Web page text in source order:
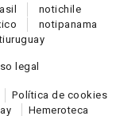
notichile
notipanama
uruguay
legal
Política de cookies
Hemeroteca